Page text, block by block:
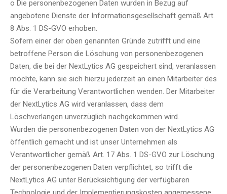
o Die personenbezogenen Daten wurden in Bezug auf
angebotene Dienste der Informationsgesellschaft gemäß Art.
8 Abs. 1 DS-GVO erhoben.
Sofern einer der oben genannten Gründe zutrifft und eine
betroffene Person die Löschung von personenbezogenen
Daten, die bei der NextLytics AG gespeichert sind, veranlassen
möchte, kann sie sich hierzu jederzeit an einen Mitarbeiter des
für die Verarbeitung Verantwortlichen wenden. Der Mitarbeiter
der NextLytics AG wird veranlassen, dass dem
Löschverlangen unverzüglich nachgekommen wird.
Wurden die personenbezogenen Daten von der NextLytics AG
öffentlich gemacht und ist unser Unternehmen als
Verantwortlicher gemäß Art. 17 Abs. 1 DS-GVO zur Löschung
der personenbezogenen Daten verpflichtet, so trifft die
NextLytics AG unter Berücksichtigung der verfügbaren